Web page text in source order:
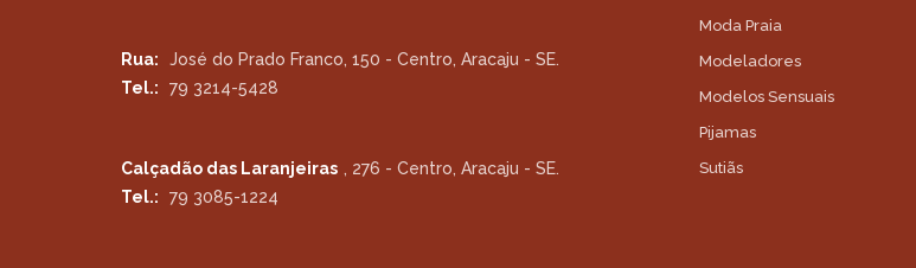
Rua:
José do Prado Franco, 150 - Centro, Aracaju - SE.
Tel.:
79 3214-5428
Calçadão das Laranjeiras , 276 - Centro, Aracaju - SE.
Tel.:
79 3085-1224
Moda Praia
Modeladores
Modelos Sensuais
Pijamas
Sutiãs